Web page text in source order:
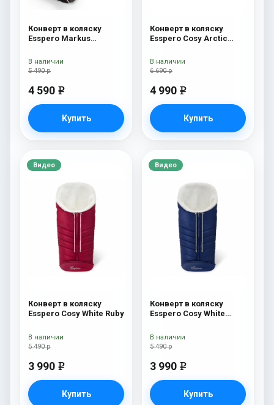
Конверт в коляску
Esspero Markus
шерсть) Chocolat
5 490 р
4 590 e
Купить
В наличии
Конверт в коляску
Esspero Cosy Arctic
6 690 р
4 990 e
Купить
В наличии
Видео
Конверт в коляску
Esspero Cosy White Ruby
5 490 р
3 990 e
Купить
В наличии
Видео
Конверт в коляску
Esspero Cosy White
5 490 р
3 990 e
Купить
В наличии